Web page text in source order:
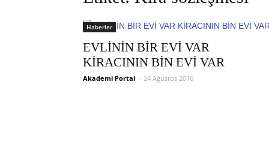
Haberler
EVLİNİN BİR EVİ VAR
KİRACININ BİN EVİ VAR
Akademi Portal - 24 Ağustos 2016